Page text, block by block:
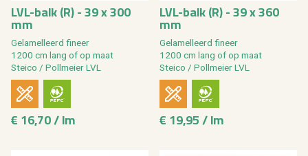
LVL-balk (R) - 39 x 300
mm
Ge­la­mel­leerd fi­neer
1200 cm lang of op maat
Stei­co / Poll­mei­er LVL
€ 16,70 / lm
LVL-balk (R) - 39 x 360
mm
Ge­la­mel­leerd fi­neer
1200 cm lang of op maat
Stei­co / Poll­mei­er LVL
€ 19,95 / lm